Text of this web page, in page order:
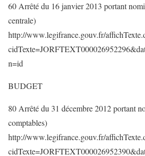
60 Arrêté du 16 janvier 2013 portant
centrale)
http://www.legifrance.gouv.fr/
n=id
BUDGET
80 Arrêté du 31 décembre 2012 portant
comptables)
http://www.legifrance.gouv.fr/